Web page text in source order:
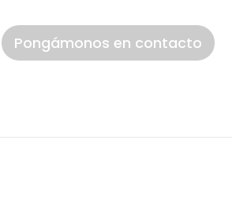
Pongámonos en contacto